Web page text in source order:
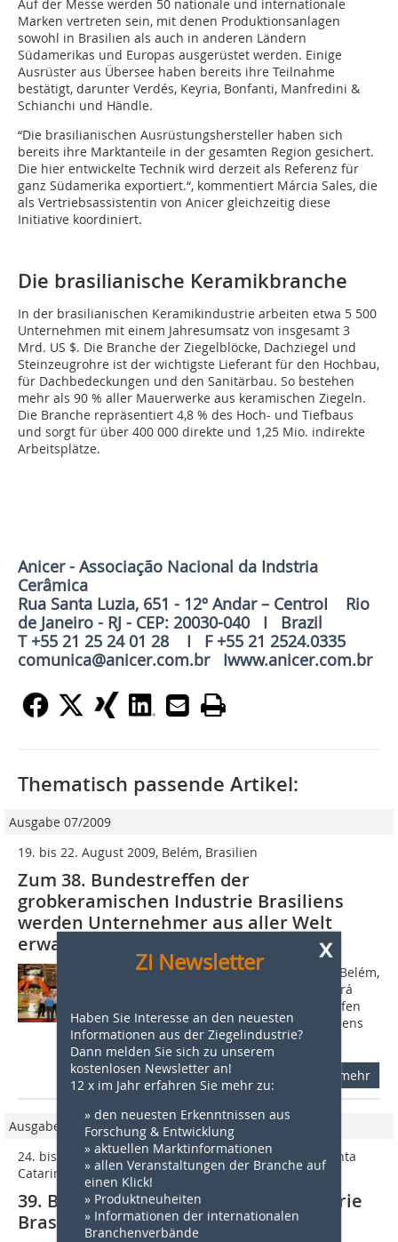
Auf der Messe werden 50 nationale und internationale
Marken vertreten sein, mit denen Produktionsanlagen
sowohl in Brasilien als auch in anderen Ländern
Südamerikas und Europas ausgerüstet werden. Einige
Ausrüster aus Übersee haben bereits ihre Teilnahme
bestätigt, darunter Verdés, Keyria, Bonfanti, Manfredini &
Schianchi und Händle.
“Die brasilianischen Ausrüstungshersteller haben sich
bereits ihre Marktanteile in der gesamten Region gesichert.
Die hier entwickelte Technik wird derzeit als Referenz für
ganz Südamerika exportiert.“, kommentiert Márcia Sales, die
als Vertriebsassistentin von Anicer gleichzeitig diese
Initiative koordiniert.
Die brasilianische Keramikbranche
In der brasilianischen Keramikindustrie arbeiten etwa 5 500
Unternehmen mit einem Jahresumsatz von insgesamt 3
Mrd. US $. Die Branche der Ziegelblöcke, Dachziegel und
Steinzeugrohre ist der wichtigste Lieferant für den Hochbau,
für Dachbedeckungen und den Sanitärbau. So bestehen
mehr als 90 % aller Mauerwerke aus keramischen Ziegeln.
Die Branche repräsentiert 4,8 % des Hoch- und Tiefbaus
und sorgt für über 400 000 direkte und 1,25 Mio. indirekte
Arbeitsplätze.
Anicer - Associação Nacional da Indstria
Cerâmica
Rua Santa Luzia, 651 - 12º Andar – CentroI Rio
de Janeiro - RJ - CEP: 20030-040 I Brazil
T +55 21 25 24 01 28 I F +55 21 2524.0335
comunica@anicer.com.br Iwww.anicer.com.br
x
Zi Newsletter
Haben Sie Interesse an den neuesten
Informationen aus der Ziegelindustrie?
Dann melden Sie sich zu unserem
kostenlosen Newsletter an!
12 x im Jahr erfahren Sie mehr zu:
» den neuesten Erkenntnissen aus
Forschung & Entwicklung
» aktuellen Marktinformationen
» allen Veranstaltungen der Branche auf
einen Klick!
» Produktneuheiten
» Informationen der internationalen
Branchenverbände
Thematisch passende Artikel:
Ausgabe 07/2009
19. bis 22. August 2009, Belém, Brasilien
Zum 38. Bundestreffen der
grobkeramischen Industrie Brasiliens
werden ­Unternehmer aus aller Welt
erwartet
Vom 19. bis 22. August 2009 findet in Belém,
der Hauptstadt des Bundesstaates Pará
(Amazonasre­gion), das 38. Bundestreffen
der grobkeramischen Industrie Brasiliens
statt. Dazu werden Unternehmer...
mehr
Ausgabe 7-8/2010
24. bis 27. August 2010, Florianopolis, Bundesstaat Santa
Catarina, Brasilien
39. Bundestreffen der Keramikindustrie
Brasiliens